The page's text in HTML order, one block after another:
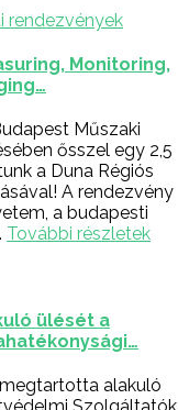
rendezvények
Monitoring,
Műszaki
ősszel egy 2,5
a Duna Régiós
A rendezvény
a budapesti
További részletek
ülését a
alakuló